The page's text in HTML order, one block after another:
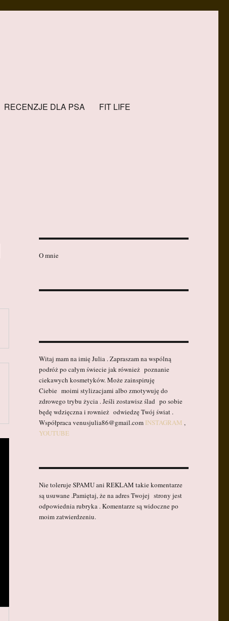
RECENZJE DLA PSA
FIT LIFE
O mnie
Witaj mam na imię Julia . Zapraszam na wspólną
podróż po całym świecie jak również poznanie
ciekawych kosmetyków. Może zainspiruję
Ciebie moimi stylizacjami albo zmotywuję do
zdrowego trybu życia . Jeśli zostawisz ślad po sobie
będę wdzięczna i rownież odwiedzę Twój świat .
Współpraca venusjulia86@gmail.com INSTAGRAM ,
YOUTUBE
Nie toleruje SPAMU ani REKLAM takie komentarze
są usuwane .Pamiętaj, że na adres Twojej strony jest
odpowiednia rubryka . Komentarze są widoczne po
moim zatwierdzeniu.